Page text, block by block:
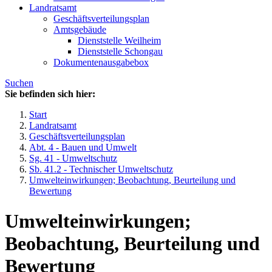
Landratsamt
Geschäftsverteilungsplan
Amtsgebäude
Dienststelle Weilheim
Dienststelle Schongau
Dokumentenausgabebox
Suchen
Sie befinden sich hier:
Start
Landratsamt
Geschäftsverteilungsplan
Abt. 4 - Bauen und Umwelt
Sg. 41 - Umweltschutz
Sb. 41.2 - Technischer Umweltschutz
Umwelteinwirkungen; Beobachtung, Beurteilung und
Bewertung
Umwelteinwirkungen;
Beobachtung, Beurteilung und
Bewertung